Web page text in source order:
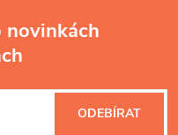
novinkách
ODEBÍRAT